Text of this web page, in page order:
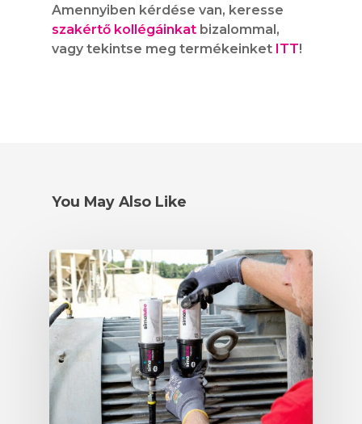
Amennyiben kérdése van, keresse
szakértő kollégáinkat bizalommal,
vagy tekintse meg termékeinket ITT!
You May Also Like
KENŐRENDSZER
KIEGÉSZÍTŐK
ONLINE ESZKÖZÖK
CAD LETÖLTÉSEK
HÍREK
KAPCSOLAT
WEBSHOP